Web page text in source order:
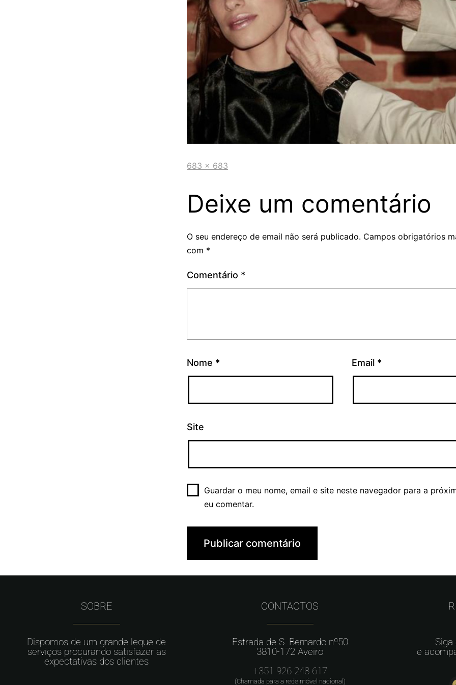
683 × 683
Deixe um comentário
O seu endereço de email não será publicado. Campos obrigatórios
com *
Comentário *
Nome * Email *
Site
Guardar o meu nome, email e site neste navegador para a
eu comentar.
SOBRE
Dispomos de um grande leque de
serviços procurando satisfazer as
expectativas dos clientes
CONTACTOS
Estrada de S. Bernardo nº50
3810-172 Aveiro
+351 926 248 617
(Chamada para a rede móvel nacional)
e